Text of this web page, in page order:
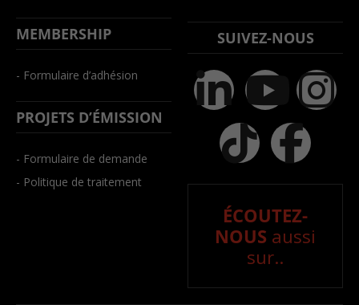
MEMBERSHIP
- Formulaire d’adhésion
PROJETS D’ÉMISSION
- Formulaire de demande
- Politique de traitement
SUIVEZ-NOUS
ÉCOUTEZ-
NOUS aussi
sur..